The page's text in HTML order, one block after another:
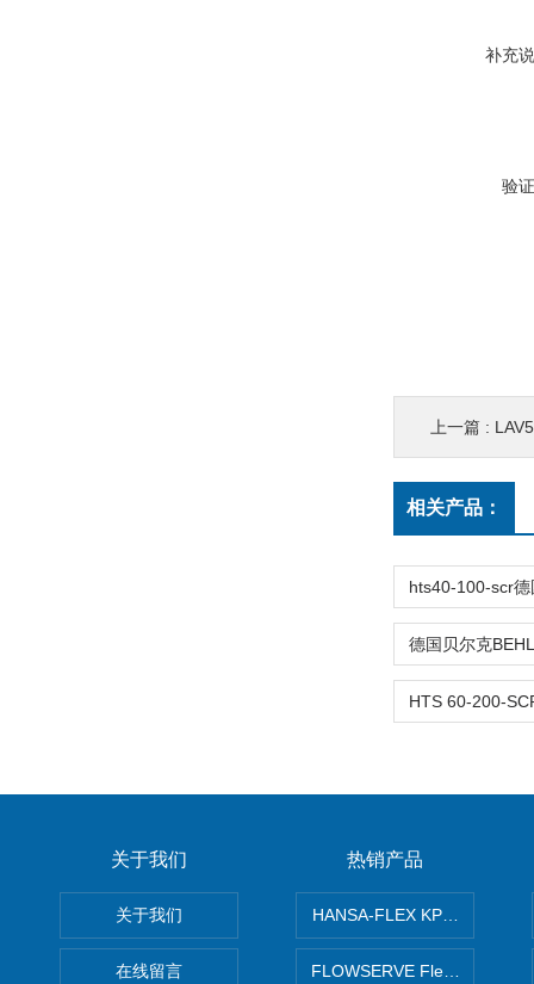
补充
验
上一篇 :
相关产品：
关于我们
关于我们
在线留言
热销产品
HANSA-FLEX KP100P紧凑
FLOWSERVE Flex Wedge闸